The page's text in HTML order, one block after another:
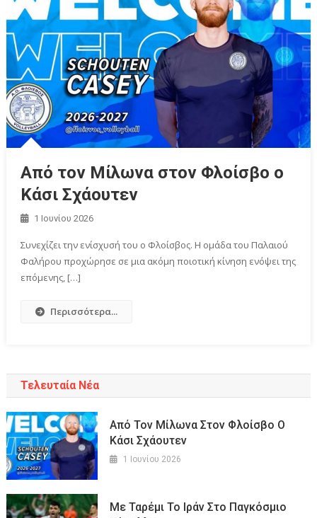
Από τον Μίλωνα στον Φλοίσβο ο
Κάσι Σχάουτεν
1 Ιουνίου 2026
Συνεχίζει την ενίσχυσή του ο Φλοίσβος. Η ομάδα του Παλαιού
Φαλήρου προχώρησε σε μια ακόμη ποιοτική κίνηση ενόψει της
επόμενης, […]
Περισσότερα...
Τελευταία Νέα
Από Τον Μίλωνα Στον Φλοίσβο Ο
Κάσι Σχάουτεν
1 Ιουνίου 2026
Mε Ταρέμι Το Ιράν Στο Παγκόσμιο